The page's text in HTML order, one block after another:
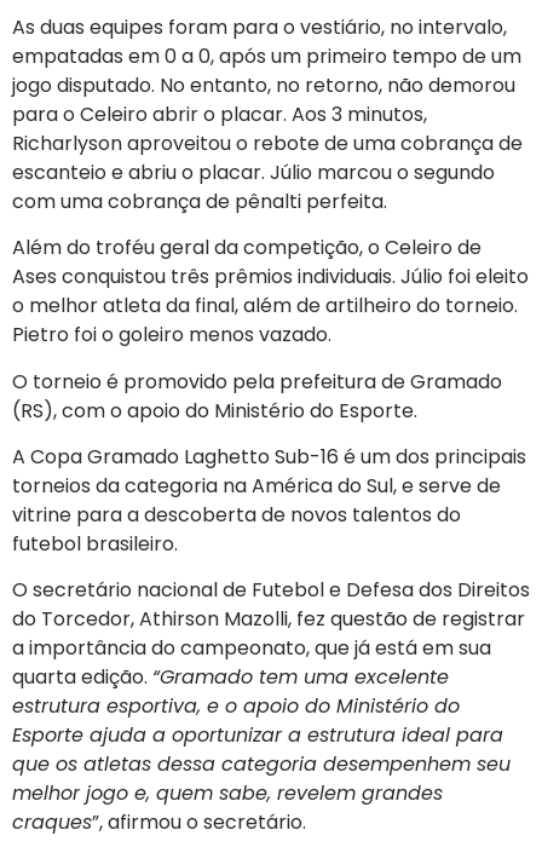
As duas equipes foram para o vestiário, no intervalo,
empatadas em 0 a 0, após um primeiro tempo de um
jogo disputado. No entanto, no retorno, não demorou
para o Celeiro abrir o placar. Aos 3 minutos,
Richarlyson aproveitou o rebote de uma cobrança de
escanteio e abriu o placar. Júlio marcou o segundo
com uma cobrança de pênalti perfeita.
Além do troféu geral da competição, o Celeiro de
Ases conquistou três prêmios individuais. Júlio foi eleito
o melhor atleta da final, além de artilheiro do torneio.
Pietro foi o goleiro menos vazado.
O torneio é promovido pela prefeitura de Gramado
(RS), com o apoio do Ministério do Esporte.
A Copa Gramado Laghetto Sub-16 é um dos principais
torneios da categoria na América do Sul, e serve de
vitrine para a descoberta de novos talentos do
futebol brasileiro.
O secretário nacional de Futebol e Defesa dos Direitos
do Torcedor, Athirson Mazolli, fez questão de registrar
a importância do campeonato, que já está em sua
quarta edição. “Gramado tem uma excelente
estrutura esportiva, e o apoio do Ministério do
Esporte ajuda a oportunizar a estrutura ideal para
que os atletas dessa categoria desempenhem seu
melhor jogo e, quem sabe, revelem grandes
craques”, afirmou o secretário.